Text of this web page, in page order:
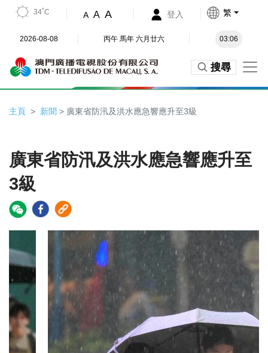
34˚C A A A 登入 繁
2026-08-08 丙午 馬年 六月廿六 03:06
搜尋
主頁 新聞 > 廣東省防汛及洪水應急響應升至3級
廣東省防汛及洪水應急響應升至
3級